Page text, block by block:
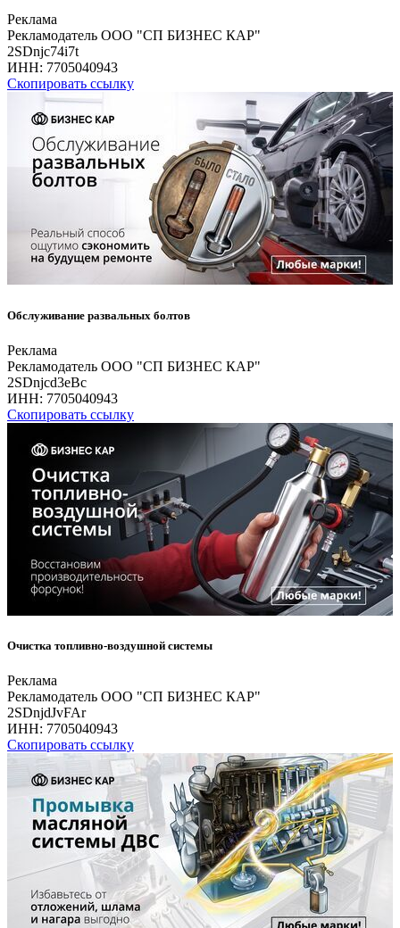
Реклама
Рекламодатель ООО "СП БИЗНЕС КАР"
2SDnjc74i7t
ИНН: 7705040943
Скопировать ссылку
Обслуживание развальных болтов
Реклама
Рекламодатель ООО "СП БИЗНЕС КАР"
2SDnjcd3eBc
ИНН: 7705040943
Скопировать ссылку
Очистка топливно-воздушной системы
Реклама
Рекламодатель ООО "СП БИЗНЕС КАР"
2SDnjdJvFAr
ИНН: 7705040943
Скопировать ссылку